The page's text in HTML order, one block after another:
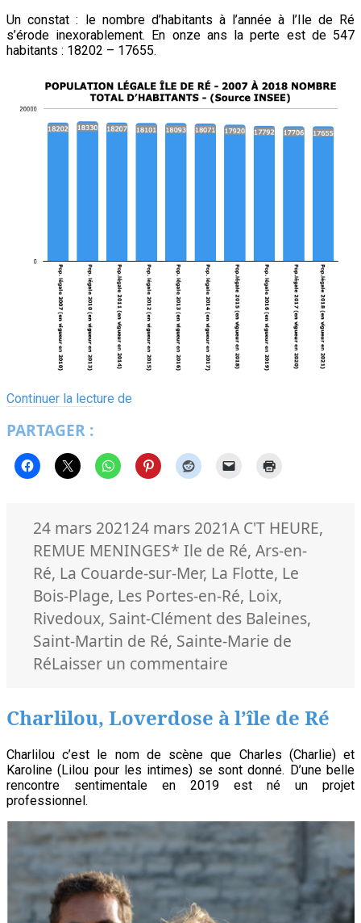
Un constat : le nombre d’habitants à l’année à l’Ile de Ré
s’érode inexorablement. En onze ans la perte est de 547
habitants : 18202 – 17655.
Continuer la lecture de
17
655
l’île
de
Ré
PARTAGER :
Publié
le
24 mars 202124 mars 2021Catégories
A C'T HEURE,
REMUE MENINGESMots-
clés
* Ile de Ré,Ars-en-
Ré, La Couarde-sur-Mer, La Flotte, Le
Bois-Plage, Les Portes-en-Ré, Loix,
Rivedoux, Saint-Clément des Baleines,
Saint-Martin de Ré, Sainte-Marie de
RéLaisser un commentaire
1er
janvier
2021,
17
habitants
à
l’île
de
Ré
Charlilou, Loverdose à l’île de Ré
Charlilou c’est le nom de scène que Charles (Charlie) et
Karoline (Lilou pour les intimes) se sont donné. D’une belle
rencontre sentimentale en 2019 est né un projet
professionnel.